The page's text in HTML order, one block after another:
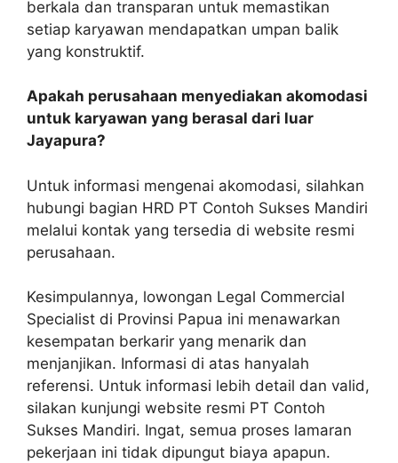
berkala dan transparan untuk memastikan
setiap karyawan mendapatkan umpan balik
yang konstruktif.
Apakah perusahaan menyediakan akomodasi
untuk karyawan yang berasal dari luar
Jayapura?
Untuk informasi mengenai akomodasi, silahkan
hubungi bagian HRD PT Contoh Sukses Mandiri
melalui kontak yang tersedia di website resmi
perusahaan.
Kesimpulannya, lowongan Legal Commercial
Specialist di Provinsi Papua ini menawarkan
kesempatan berkarir yang menarik dan
menjanjikan. Informasi di atas hanyalah
referensi. Untuk informasi lebih detail dan valid,
silakan kunjungi website resmi PT Contoh
Sukses Mandiri. Ingat, semua proses lamaran
pekerjaan ini tidak dipungut biaya apapun.